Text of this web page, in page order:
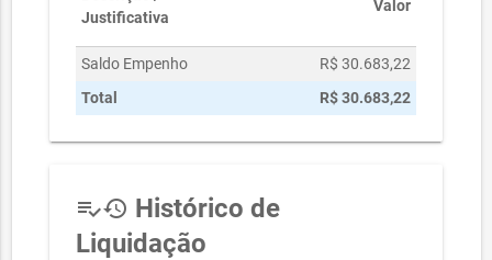
Justificativa
Valor
Saldo Empenho
R$ 30.683,22
Total
R$ 30.683,22
playlist_add_checkhistory Histórico de
Liquidação